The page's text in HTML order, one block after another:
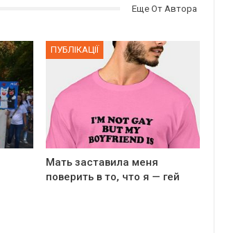
Еще От Автора
ПУБЛІКАЦІЇ
Мать заставила меня
поверить в то, что я — гей